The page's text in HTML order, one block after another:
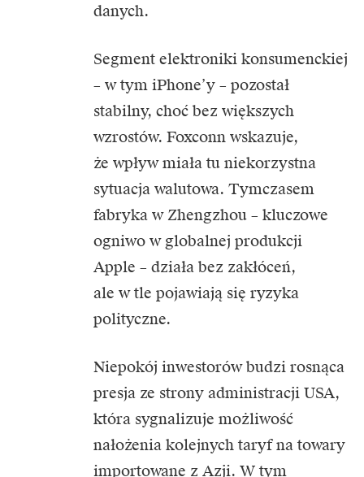
danych.
Segment elektroniki konsumenckiej
– w tym iPhone’y – pozostał
stabilny, choć bez większych
wzrostów. Foxconn wskazuje,
że wpływ miała tu niekorzystna
sytuacja walutowa. Tymczasem
fabryka w Zhengzhou – kluczowe
ogniwo w globalnej produkcji
Apple – działa bez zakłóceń,
ale w tle pojawiają się ryzyka
polityczne.
Niepokój inwestorów budzi rosnąca
presja ze strony administracji USA,
która sygnalizuje możliwość
nałożenia kolejnych taryf na towary
importowane z Azji. W tym